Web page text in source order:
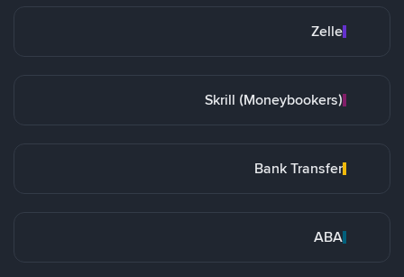
Zelle
Skrill (Moneybookers)
Bank Transfer
ABA